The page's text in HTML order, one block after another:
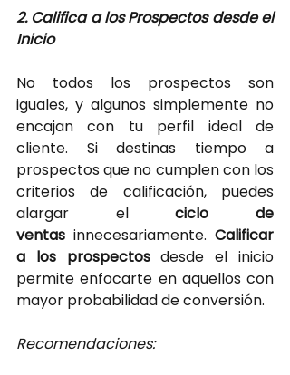
2. Califica a los Prospectos desde el
Inicio
No todos los prospectos son
iguales, y algunos simplemente no
encajan con tu perfil ideal de
cliente. Si destinas tiempo a
prospectos que no cumplen con los
criterios de calificación, puedes
alargar el ciclo de
ventas innecesariamente. Calificar
a los prospectos desde el inicio
permite enfocarte en aquellos con
mayor probabilidad de conversión.
Recomendaciones: